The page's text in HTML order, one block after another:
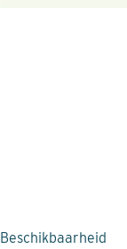
Beschikbaarheid